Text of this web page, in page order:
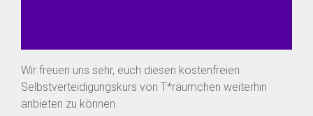
Wir freuen uns sehr, euch diesen kostenfreien
Selbstverteidigungskurs von T*räumchen weiterhin
anbieten zu können.